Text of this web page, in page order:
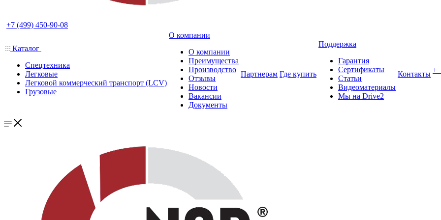
+7 (499) 450-90-08
Каталог
Спецтехника
Легковые
Легковой коммерческий транспорт (LCV)
Грузовые
О компании
О компании
Преимущества
Производство
Отзывы
Новости
Вакансии
Документы
Партнерам Где купить
Поддержка
Гарантия
Сертификаты
Статьи
Видеоматериалы
Мы на Drive2
Контакты +